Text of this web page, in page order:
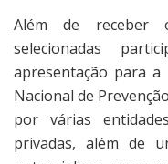
Além de receber
selecionadas
apresentação para a
Nacional de
por várias
privadas, além de